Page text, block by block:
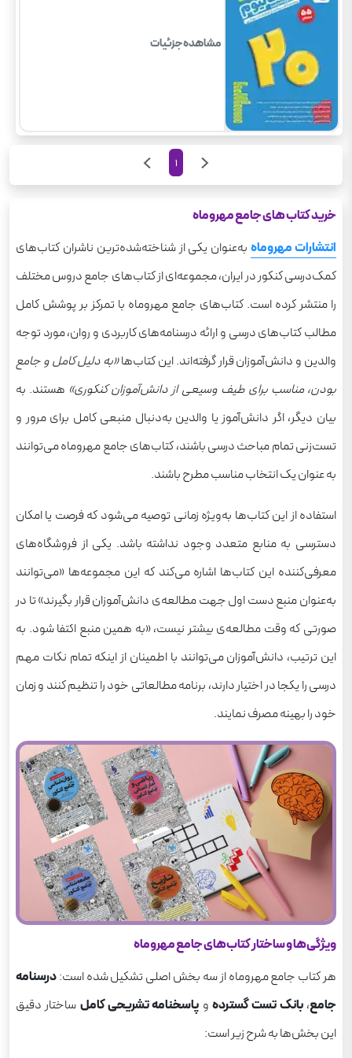
مشاهده جزئیات
1
خرید کتاب های جامع مهروماه
انتشاراتمهروماهبه‌عنوان یکی از شناخته‌شده‌ترین ناشران کتاب‌های
کمک‌درسی کنکور در ایران، مجموعه‌ای از کتاب‌های جامع دروس مختلف
را منتشر کرده است. کتاب‌های جامع مهروماه با تمرکز بر پوشش کامل
مطالب کتاب‌های درسی و ارائه درسنامه‌های کاربردی و روان، مورد توجه
والدین و دانش‌آموزان قرار گرفته‌اند. این کتاب‌ها«به دلیل کامل و جامع
بودن، مناسب برای طیف وسیعی از دانش‌آموزان کنکوری» هستند. به
بیان دیگر، اگر دانش‌آموز یا والدین به‌دنبال منبعی کامل برای مرور و
تست‌زنی تمام مباحث درسی باشند، کتاب‌های جامع مهروماه می‌توانند
به عنوان یک انتخاب مناسب مطرح باشند.
استفاده از این کتاب‌ها به‌ویژه زمانی توصیه می‌شود که فرصت یا امکان
دسترسی به منابع متعدد وجود نداشته باشد. یکی از فروشگاه‌های
معرفی‌کننده این کتاب‌ها اشاره می‌کند که این مجموعه‌ها «می‌توانند
به‌عنوان منبع دست اول جهت مطالعه‌ی دانش‌آموزان قرار بگیرند» تا در
صورتی که وقت مطالعه‌ی بیشتر نیست، «به همین منبع اکتفا شود. به
این ترتیب، دانش‌آموزان می‌توانند با اطمینان از اینکه تمام نکات مهم
درسی را یکجا در اختیار دارند، برنامه مطالعاتی خود را تنظیم کنند و زمان
خود را بهینه مصرف نمایند.
ویژگی‌ها و ساختار کتاب‌های جامع مهروماه
هر کتاب جامع مهروماه از سه بخش اصلی تشکیل شده است:درسنامه
جامع،بانک تست گستردهو پاسخنامه تشریحی کامل ساختار دقیق
این بخش‌ها به شرح زیر است: